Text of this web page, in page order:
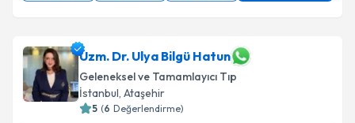
Uzm. Dr. Ulya Bilgü Hatun
Geleneksel ve Tamamlayıcı Tıp
İstanbul, Ataşehir
5 (6 Değerlendirme)